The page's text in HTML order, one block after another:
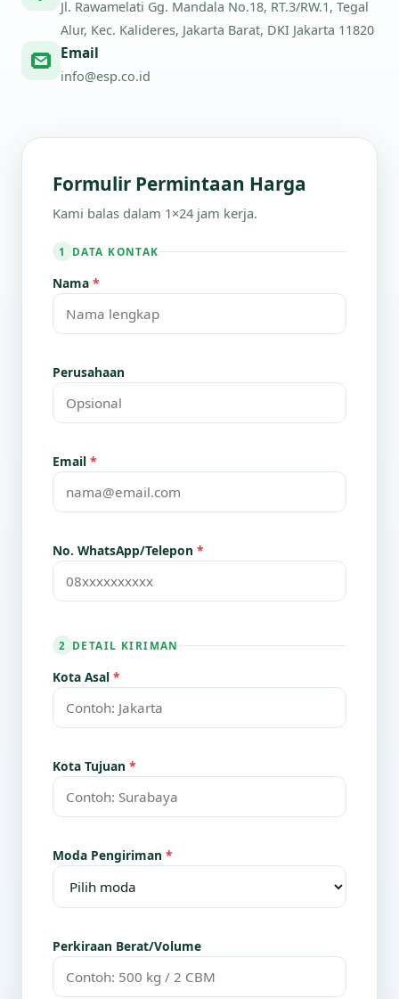
Jl. Rawamelati Gg. Mandala No.18, RT.3/RW.1, Tegal
Alur, Kec. Kalideres, Jakarta Barat, DKI Jakarta 11820
Email
info@esp.co.id
Formulir Permintaan Harga
Kami balas dalam 1×24 jam kerja.
1 DATA KONTAK
Nama *
Perusahaan
Email *
No. WhatsApp/Telepon *
2 DETAIL KIRIMAN
Kota Asal *
Kota Tujuan *
Moda Pengiriman *
Perkiraan Berat/Volume